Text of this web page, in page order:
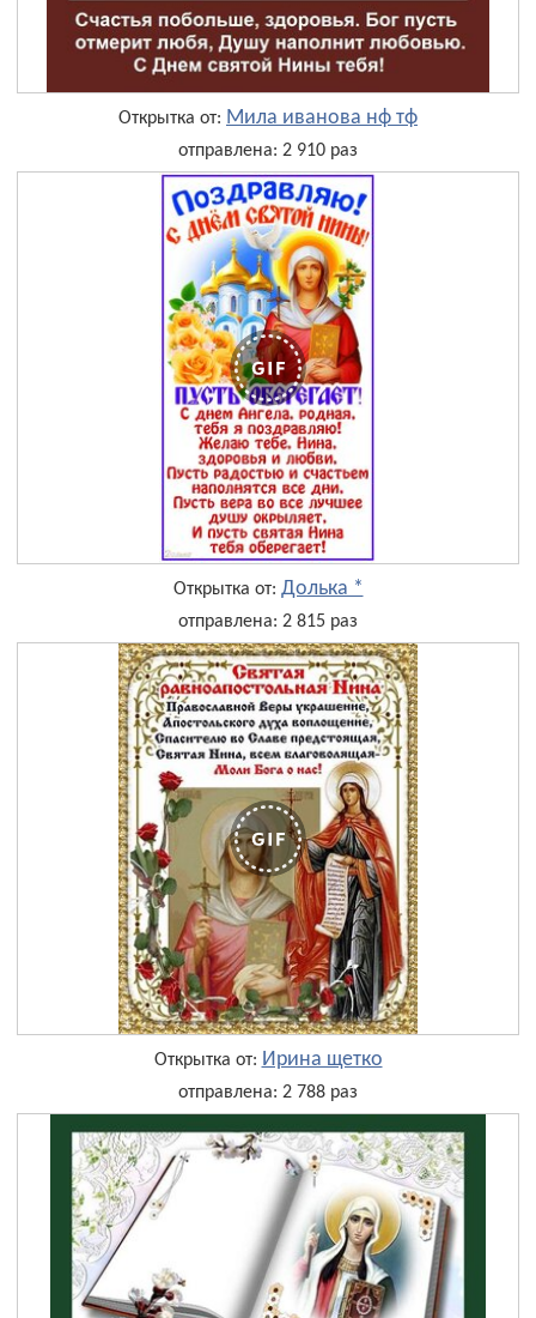
Открытка от: Мила иванова нф тф
отправлена: 2 910 раз
Открытка от: Долька *
отправлена: 2 815 раз
Открытка от: Ирина щетко
отправлена: 2 788 раз